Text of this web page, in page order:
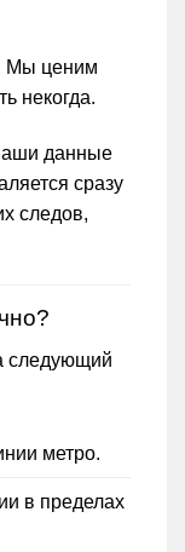
Мы ценим
некогда.
данные
сразу
следов,
следующий
метро.
в пределах